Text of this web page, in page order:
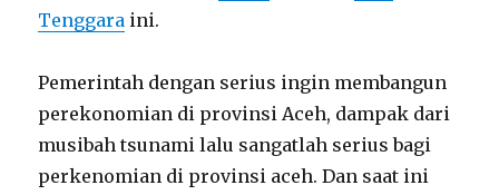
Tenggara ini.
Pemerintah dengan serius ingin membangun
perekonomian di provinsi Aceh, dampak dari
musibah tsunami lalu sangatlah serius bagi
perkenomian di provinsi aceh. Dan saat ini